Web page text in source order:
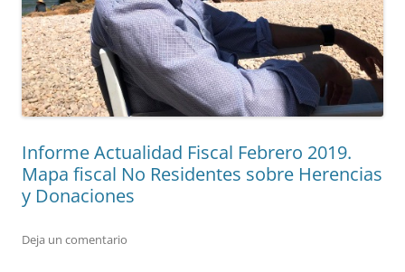
Informe Actualidad Fiscal Febrero 2019.
Mapa fiscal No Residentes sobre Herencias
y Donaciones
Deja un comentario